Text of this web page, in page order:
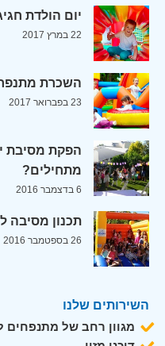
יום הולדת
22 במרץ 2017
השכרת
23 בפברואר 2017
הפקת מסיבת
מתחילים?
6 בדצמבר 2016
תכנון מסיבה
26 בספטמבר 2016
השירותים שלנו
מגוון רחב של מתנפחים